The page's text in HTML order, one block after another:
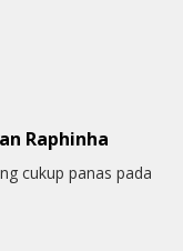
Raphinha
cukup panas pada